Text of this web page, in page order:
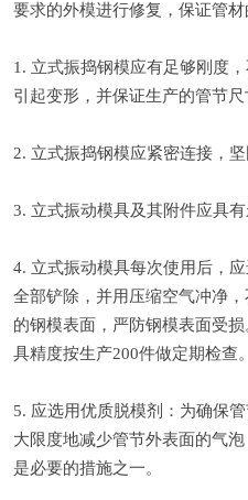
要求的外模进行修复，保证管材
1. 立式振捣钢模应有足够刚度
引起变形，并保证生产的管节尺
2. 立式振捣钢模应紧密连接，
3. 立式振动模具及其附件应具
4. 立式振动模具每次使用后，
全部铲除，并用压缩空气冲净
的钢模表面，严防钢模表面受
具精度按生产200件做定期检查。
5. 应选用优质脱模剂：为确保
大限度地减少管节外表面的气
是必要的措施之一。